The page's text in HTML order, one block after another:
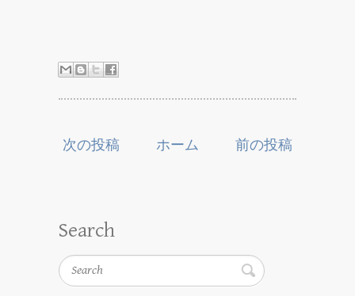
次の投稿 前の投稿
ホーム
Search
Search